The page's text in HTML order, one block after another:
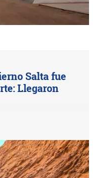
Salta fue
Llegaron